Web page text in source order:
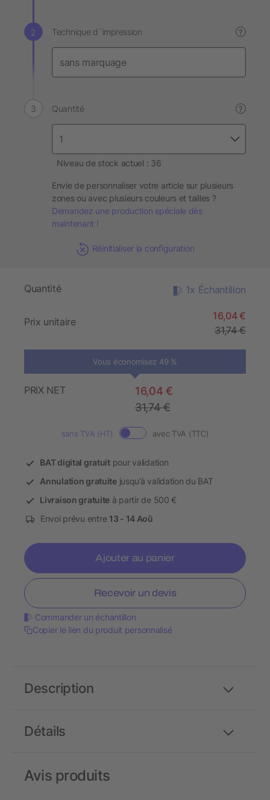
Technique d´impression ?
Quantité ?
Niveau de stock actuel : 36
Envie de personnaliser votre article sur plusieurs
zones ou avec plusieurs couleurs et tailles ?
Demandez une production spéciale dès
maintenant !
Réinitialiser la configuration
Quantité 1x Échantillon
Prix unitaire
16,04 €
31,74 €
Vous économisez 49 %
PRIX NET
16,04 €
31,74 €
sans TVA (HT) avec TVA (TTC)
BAT digital gratuitpour validation
Annulation gratuitejusqu’à validation du BAT
Livraison gratuite à partir de 500 €
Envoi prévu entre 13 - 14 Aoû
Ajouter au panier
Recevoir un devis
Commander un échantillon
Copier le lien du produit personnalisé
Détails
Description
Avis produits